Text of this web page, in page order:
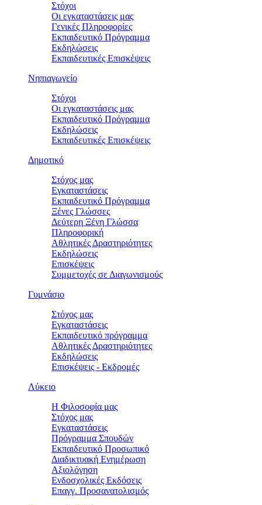
Στόχοι
Οι εγκαταστάσεις μας
Γενικές Πληροφορίες
Εκπαιδευτικό Πρόγραμμα
Εκδηλώσεις
Εκπαιδευτικές Eπισκέψεις
Νηπιαγωγείο
Στόχοι
Οι εγκαταστάσεις μας
Εκπαιδευτικό Πρόγραμμα
Εκδηλώσεις
Εκπαιδευτικές Eπισκέψεις
Δημοτικό
Στόχος μας
Εγκαταστάσεις
Εκπαιδευτικό Πρόγραμμα
Ξένες Γλώσσες
Δεύτερη Ξένη Γλώσσα
Πληροφορική
Αθλητικές Δραστηριότητες
Εκδηλώσεις
Επισκέψεις
Συμμετοχές σε Διαγωνισμούς
Γυμνάσιο
Στόχος μας
Εγκαταστάσεις
Εκπαιδευτικό πρόγραμμα
Αθλητικές Δραστηριότητες
Εκδηλώσεις
Επισκέψεις - Εκδρομές
Λύκειο
Η Φιλοσοφία μας
Στόχος μας
Εγκαταστάσεις
Πρόγραμμα Σπουδών
Εκπαιδευτικό Προσωπικό
Διαδικτυακή Ενημέρωση
Αξιολόγηση
Ενδοσχολικές Εκδόσεις
Επαγγ. Προσανατολισμός